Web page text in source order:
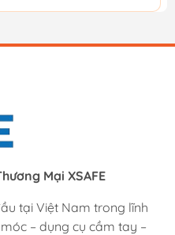
Mại XSAFE
tại Việt Nam trong lĩnh
– dụng cụ cầm tay –